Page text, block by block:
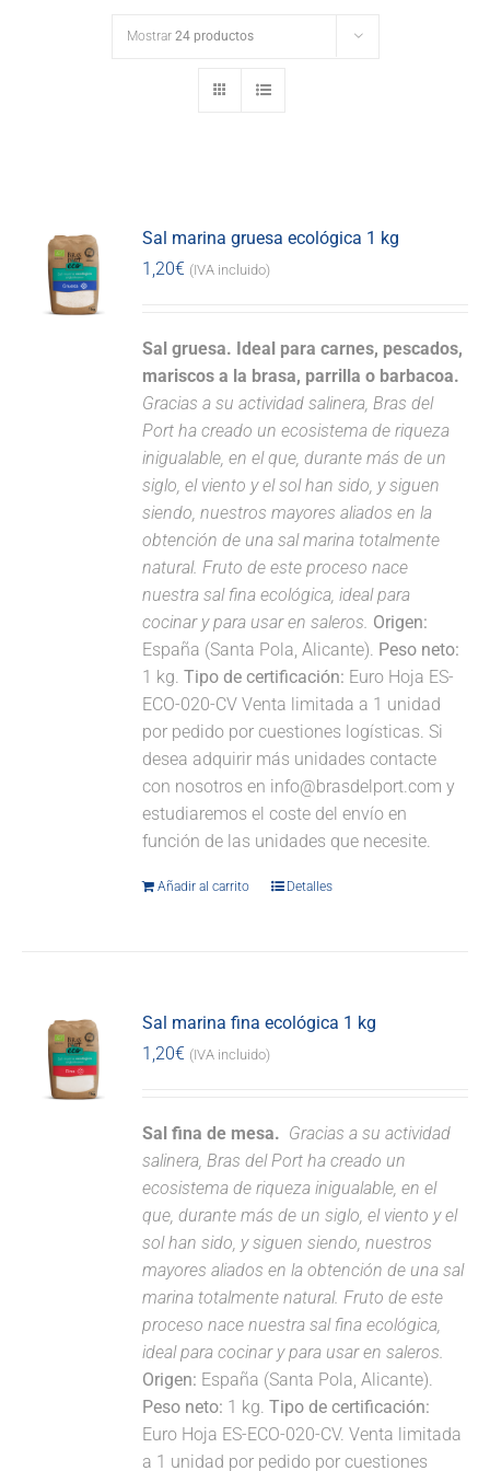
Mostrar 24 productos
Sal marina gruesa ecológica 1 kg
1,20€ (IVA incluido)
Sal gruesa. Ideal para carnes, pescados,
mariscos a la brasa, parrilla o barbacoa.
Gracias a su actividad salinera, Bras del
Port ha creado un ecosistema de riqueza
inigualable, en el que, durante más de un
siglo, el viento y el sol han sido, y siguen
siendo, nuestros mayores aliados en la
obtención de una sal marina totalmente
natural. Fruto de este proceso nace
nuestra sal fina ecológica, ideal para
cocinar y para usar en saleros. Origen:
España (Santa Pola, Alicante). Peso neto:
1 kg.Tipo de certificación: Euro Hoja ES-
ECO-020-CV Venta limitada a 1 unidad
por pedido por cuestiones logísticas. Si
desea adquirir más unidades contacte
con nosotros en info@brasdelport.com y
estudiaremos el coste del envío en
función de las unidades que necesite.
Añadir al carrito Detalles
Sal marina fina ecológica 1 kg
1,20€ (IVA incluido)
Sal fina de mesa. Gracias a su actividad
salinera, Bras del Port ha creado un
ecosistema de riqueza inigualable, en el
que, durante más de un siglo, el viento y el
sol han sido, y siguen siendo, nuestros
mayores aliados en la obtención de una sal
marina totalmente natural. Fruto de este
proceso nace nuestra sal fina ecológica,
ideal para cocinar y para usar en saleros.
Origen: España (Santa Pola, Alicante).
Peso neto: 1 kg.Tipo de certificación:
Euro Hoja ES-ECO-020-CV. Venta limitada
a 1 unidad por pedido por cuestiones